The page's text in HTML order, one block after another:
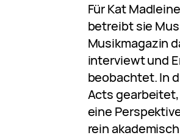
Für Kat
betreibt sie
Musikmagazin
interviewt und
beobachtet. In
Acts
eine
rein